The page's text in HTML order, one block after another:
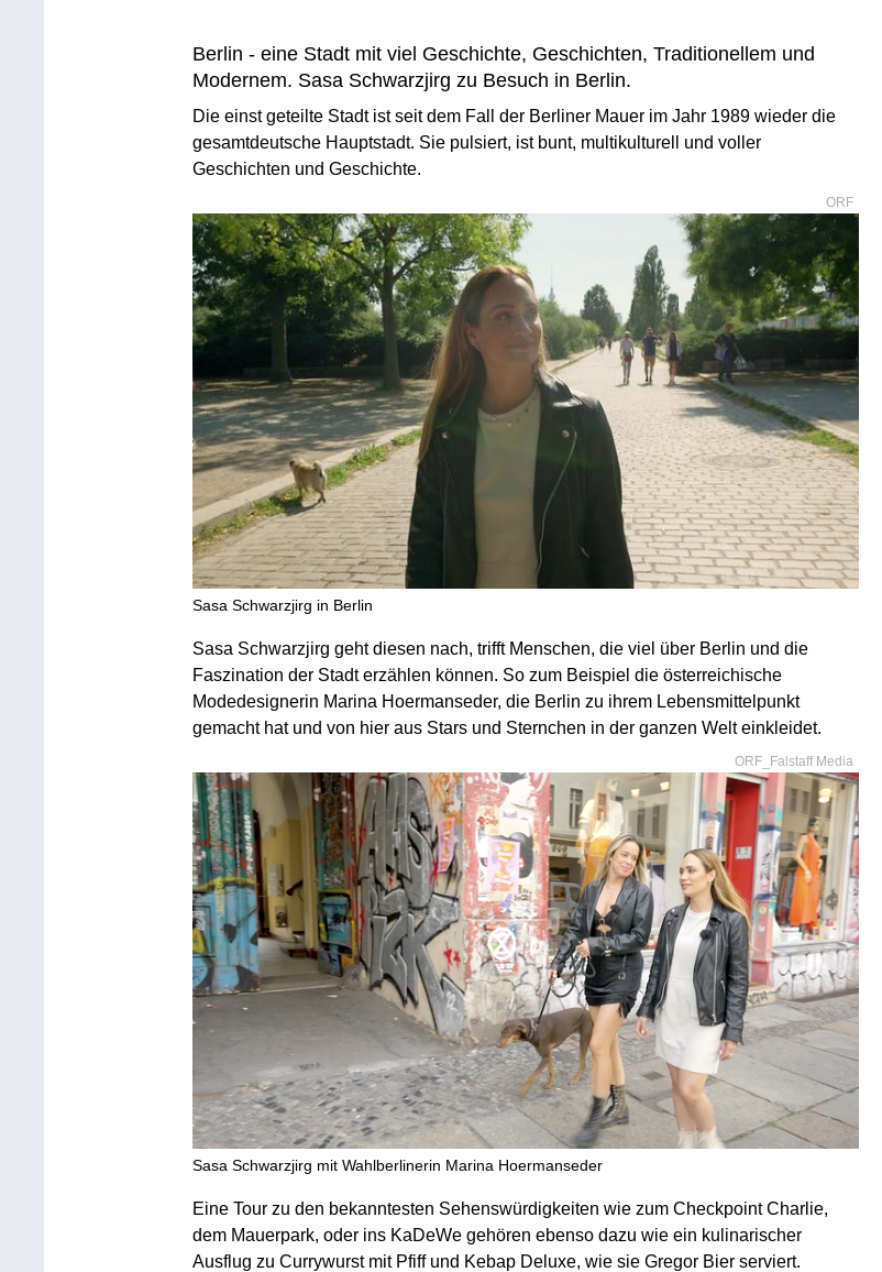
Berlin - eine Stadt mit viel Geschichte, Geschichten, Traditionellem und
Modernem. Sasa Schwarzjirg zu Besuch in Berlin.
Die einst geteilte Stadt ist seit dem Fall der Berliner Mauer im Jahr 1989 wieder die
gesamtdeutsche Hauptstadt. Sie pulsiert, ist bunt, multikulturell und voller
Geschichten und Geschichte.
ORF
Sasa Schwarzjirg in Berlin
Sasa Schwarzjirg geht diesen nach, trifft Menschen, die viel über Berlin und die
Faszination der Stadt erzählen können. So zum Beispiel die österreichische
Modedesignerin Marina Hoermanseder, die Berlin zu ihrem Lebensmittelpunkt
gemacht hat und von hier aus Stars und Sternchen in der ganzen Welt einkleidet.
ORF_Falstaff Media
Sasa Schwarzjirg mit Wahlberlinerin Marina Hoermanseder
Eine Tour zu den bekanntesten Sehenswürdigkeiten wie zum Checkpoint Charlie,
dem Mauerpark, oder ins KaDeWe gehören ebenso dazu wie ein kulinarischer
Ausflug zu Currywurst mit Pfiff und Kebap Deluxe, wie sie Gregor Bier serviert.